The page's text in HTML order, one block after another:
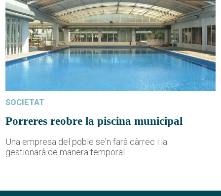
SOCIETAT
Porreres reobre la piscina municipal
Una empresa del poble se'n farà càrrec i la
gestionarà de manera temporal